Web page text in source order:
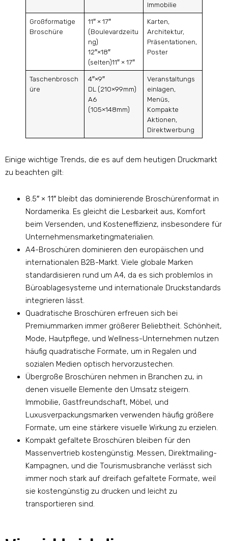
Immobilie
Großformatige
Broschüre
11″ × 17″
(Boulevardzeitu
ng)
12″×18″
(selten)11″ × 17″
Karten,
Architektur,
Präsentationen,
Poster
Taschenbrosch
üre
4″×9″
DL (210×99mm)
A6
(105×148mm)
Veranstaltungs
einlagen,
Menüs,
Kompakte
Aktionen,
Direktwerbung
Einige wichtige Trends, die es auf dem heutigen Druckmarkt
zu beachten gilt:
8.5″ × 11″ bleibt das dominierende Broschürenformat in
Nordamerika. Es gleicht die Lesbarkeit aus, Komfort
beim Versenden, und Kosteneffizienz, insbesondere für
Unternehmensmarketingmaterialien.
A4-Broschüren dominieren den europäischen und
internationalen B2B-Markt. Viele globale Marken
standardisieren rund um A4, da es sich problemlos in
Büroablagesysteme und internationale Druckstandards
integrieren lässt.
Quadratische Broschüren erfreuen sich bei
Premiummarken immer größerer Beliebtheit. Schönheit,
Mode, Hautpflege, und Wellness-Unternehmen nutzen
häufig quadratische Formate, um in Regalen und
sozialen Medien optisch hervorzustechen.
Übergroße Broschüren nehmen in Branchen zu, in
denen visuelle Elemente den Umsatz steigern.
Immobilie, Gastfreundschaft, Möbel, und
Luxusverpackungsmarken verwenden häufig größere
Formate, um eine stärkere visuelle Wirkung zu erzielen.
Kompakt gefaltete Broschüren bleiben für den
Massenvertrieb kostengünstig. Messen, Direktmailing-
Kampagnen, und die Tourismusbranche verlässt sich
immer noch stark auf dreifach gefaltete Formate, weil
sie kostengünstig zu drucken und leicht zu
transportieren sind.